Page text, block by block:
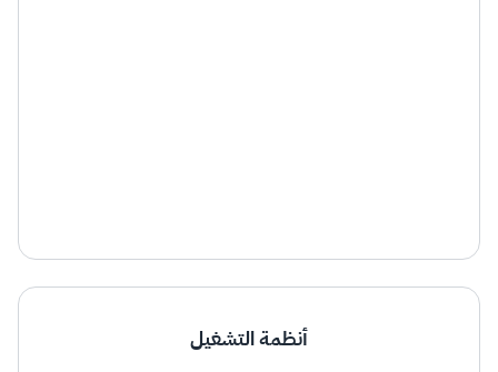
أنظمة التشغيل